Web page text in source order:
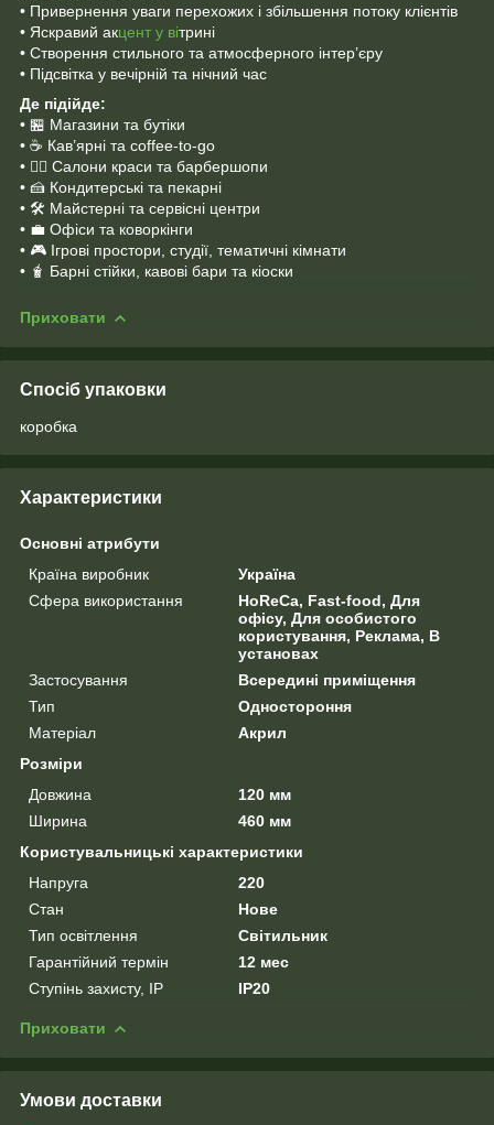
• Привернення уваги перехожих і збільшення потоку клієнтів
• Яскравий акцент у вітрині
• Створення стильного та атмосферного інтер’єру
• Підсвітка у вечірній та нічний час
Де підійде:
• 🏪 Магазини та бутіки
• ☕ Кав’ярні та coffee-to-go
• 💇‍♀️ Салони краси та барбершопи
• 🍰 Кондитерські та пекарні
• 🛠 Майстерні та сервісні центри
• 💼 Офіси та коворкінги
• 🎮 Ігрові простори, студії, тематичні кімнати
• 🧋 Барні стійки, кавові бари та кіоски
Приховати
Спосіб упаковки
коробка
Характеристики
Основні атрибути
Країна виробник
Україна
Сфера використання
HoReCa, Fast-food, Для
офісу, Для особистого
користування, Реклама, В
установах
Застосування
Всередині приміщення
Тип
Одностороння
Матеріал
Акрил
Розміри
Довжина
120 мм
Ширина
460 мм
Користувальницькі характеристики
Напруга
220
Стан
Нове
Тип освітлення
Світильник
Гарантійний термін
12 мес
Ступінь захисту, IP
IP20
Приховати
Умови доставки